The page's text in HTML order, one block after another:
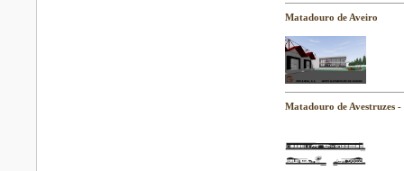
Matadouro de Aveiro
Matadouro de Avestruzes -